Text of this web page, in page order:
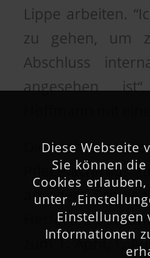
Lippe arbeiten.
zu gehen, um
Abschluss
angesehen
Die nächsten
Pflegefachfrau,
an der
Herford/Lippe
zum 1. April, 1.
Diese Webseite
Sie können
Cookies
unter
Einstellungen
Informationen